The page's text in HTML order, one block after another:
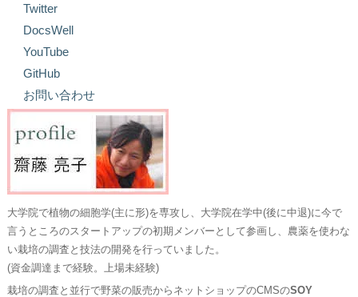
Twitter
DocsWell
YouTube
GitHub
お問い合わせ
大学院で植物の細胞学(主に形)を専攻し、大学院在学中(後に中退)に今で
言うところのスタートアップの初期メンバーとして参画し、農薬を使わな
い栽培の調査と技法の開発を行っていました。
(資金調達まで経験。上場未経験)
栽培の調査と並行で野菜の販売からネットショップのCMSのSOY